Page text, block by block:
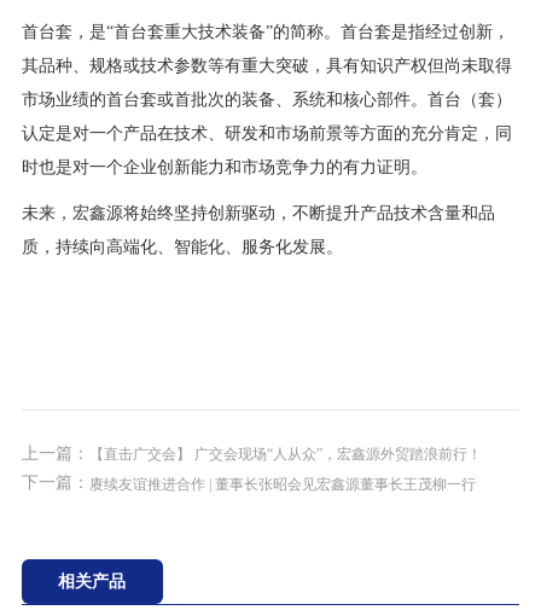
首台套，是“首台套重大技术装备”的简称。首台套是指经过创新，
其品种、规格或技术参数等有重大突破，具有知识产权但尚未取得
市场业绩的首台套或首批次的装备、系统和核心部件。首台（套）
认定是对一个产品在技术、研发和市场前景等方面的充分肯定，同
时也是对一个企业创新能力和市场竞争力的有力证明。
未来，宏鑫源将始终坚持创新驱动，不断提升产品技术含量和品
质，持续向高端化、智能化、服务化发展。
上一篇： 【直击广交会】 广交会现场“人从众”，宏鑫源外贸踏浪前行！
下一篇： 赓续友谊推进合作 | 董事长张昭会见宏鑫源董事长王茂柳一行
相关产品